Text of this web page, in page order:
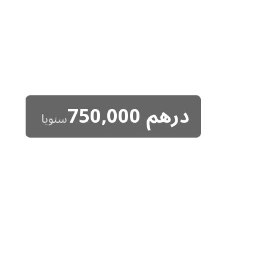
درهم750,000سنويا